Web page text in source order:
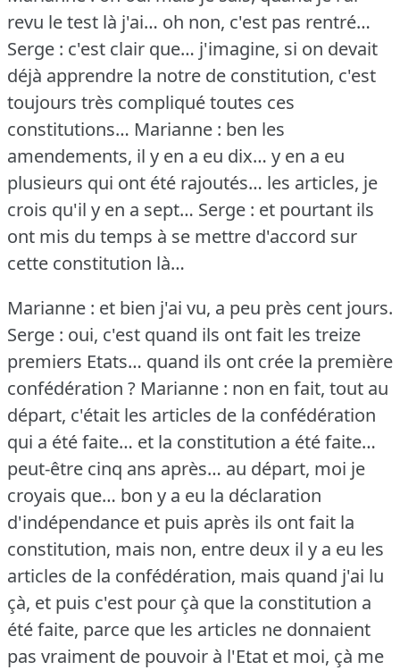
revu le test là j'ai… oh non, c'est pas rentré…
Serge : c'est clair que… j'imagine, si on devait
déjà apprendre la notre de constitution, c'est
toujours très compliqué toutes ces
constitutions… Marianne : ben les
amendements, il y en a eu dix… y en a eu
plusieurs qui ont été rajoutés… les articles, je
crois qu'il y en a sept… Serge : et pourtant ils
ont mis du temps à se mettre d'accord sur
cette constitution là…
Marianne : et bien j'ai vu, a peu près cent jours.
Serge : oui, c'est quand ils ont fait les treize
premiers Etats… quand ils ont crée la première
confédération ? Marianne : non en fait, tout au
départ, c'était les articles de la confédération
qui a été faite… et la constitution a été faite…
peut-être cinq ans après… au départ, moi je
croyais que… bon y a eu la déclaration
d'indépendance et puis après ils ont fait la
constitution, mais non, entre deux il y a eu les
articles de la confédération, mais quand j'ai lu
çà, et puis c'est pour çà que la constitution a
été faite, parce que les articles ne donnaient
pas vraiment de pouvoir à l'Etat et moi, çà me